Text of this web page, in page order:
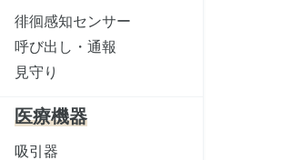
徘徊感知センサー
呼び出し・通報
見守り
医療機器
吸引器